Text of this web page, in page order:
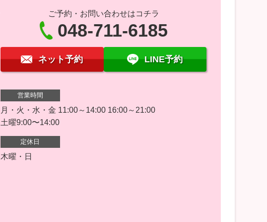
ご予約・お問い合わせはコチラ
048-711-6185
ネット予約 LINE予約
営業時間
月・火・水・金 11:00～14:00 16:00～21:00
土曜9:00〜14:00
定休日
木曜・日